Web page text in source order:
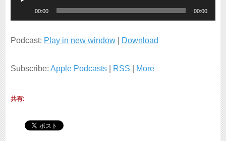
プ
ー
ヤ
ー
00:00 00:00
Podcast: Play in new window Download
Subscribe: Apple Podcasts RSS More
共有: